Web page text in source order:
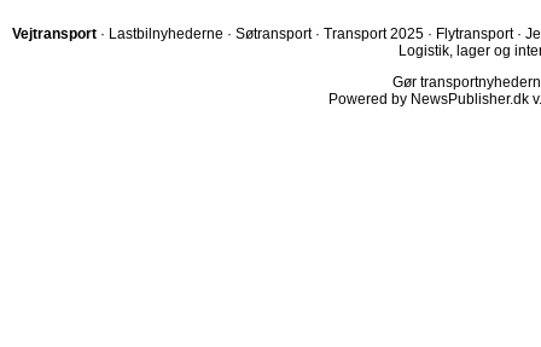
Vejtransport · Lastbilnyhederne · Søtransport · Transport 2025 · Flytransport ·
Logistik, lager og
Gør
Powered by NewsPublisher.dk